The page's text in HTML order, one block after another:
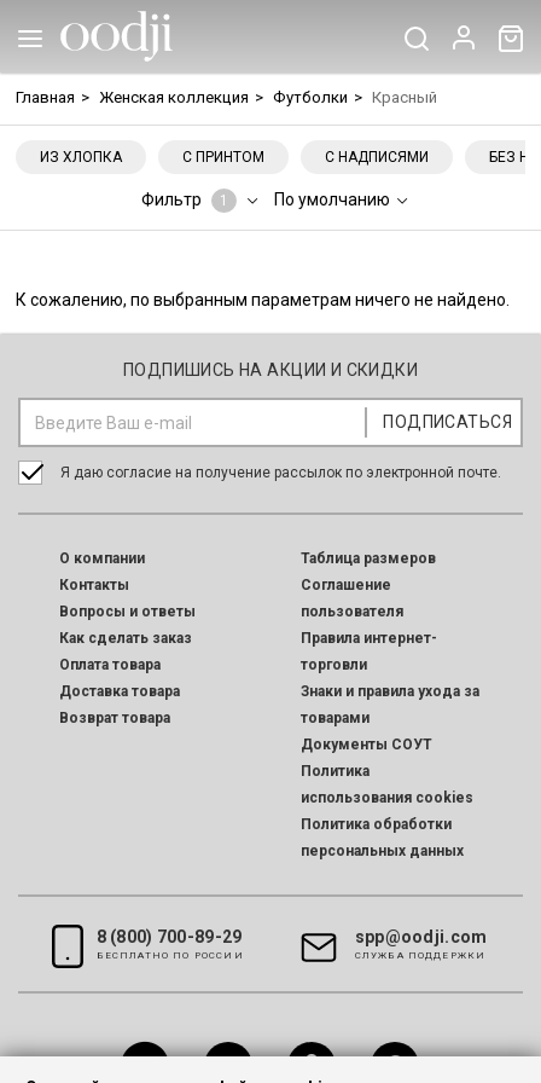
Главная > Женская коллекция > Футболки > Красный
ИЗ ХЛОПКА С ПРИНТОМ С НАДПИСЯМИ БЕЗ
Фильтр 1 По умолчанию
К сожалению, по выбранным параметрам ничего не найдено.
ПОДПИШИСЬ НА АКЦИИ И СКИДКИ
Я даю согласие на получение рассылок по электронной почте.
O компании
Контакты
Вопросы и ответы
Как сделать заказ
Оплата товара
Доставка товара
Возврат товара
Таблица размеров
Соглашение
пользователя
Правила интернет-
торговли
Знаки и правила ухода за
товарами
Документы СОУТ
Политика
использования cookies
Политика обработки
персональных данных
8 (800) 700-89-29
БЕСПЛАТНО ПО РОССИИ
spp@oodji.com
CЛУЖБА ПОДДЕРЖКИ